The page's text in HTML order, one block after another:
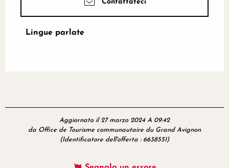
Contattateci
Lingue parlate
Lingue parlate
Aggiornato il 27 marzo 2024 A 09:42
da Office de Tourisme communautaire du Grand Avignon
(Identificatore dell'offerta : 6638551)